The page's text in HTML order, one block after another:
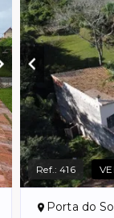
Ref.:416
Porta do